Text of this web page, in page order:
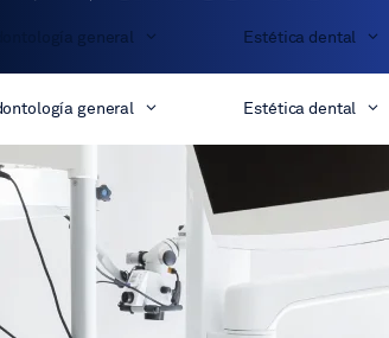
general Estética dental
general Estética dental